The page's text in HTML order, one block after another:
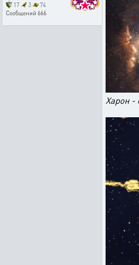
17
3
74
Сообщений 666
Харон -